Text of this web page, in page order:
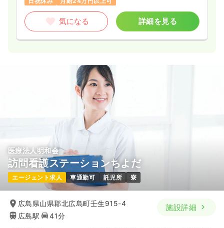
気になる 詳細を見る
医療法人明和会
訪問看護ステーションちよだ
エージェント求人 車通勤可 託児所 寮
広島県山県郡北広島町壬生915-4
広島駅
41分
施設詳細